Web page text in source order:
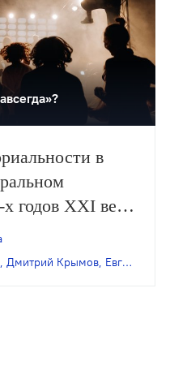
Гешер,Театр Дмитрия Крымова
в
годов XXI века
Дмитрия
Цыганова
, Дмитрий Крымов, Евгений Цыганов